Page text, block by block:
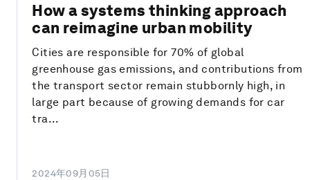
How a systems thinking approach
can reimagine urban mobility
Cities are responsible for 70% of global
greenhouse gas emissions, and contributions from
the transport sector remain stubbornly high, in
large part because of growing demands for car
tra...
2024年09月05日